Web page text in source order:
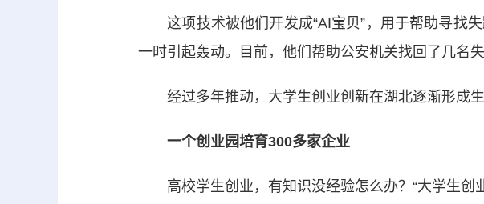
这项技术被他们开发成“AI宝贝”，用于帮助寻找失
一时引起轰动。目前，他们帮助公安机关找回了几名
经过多年推动，大学生创业创新在湖北逐渐形成生
一个创业园培育300多家企业
高校学生创业，有知识没经验怎么办？“大学生创